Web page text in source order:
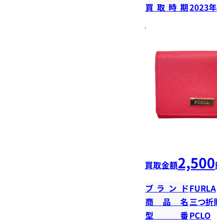
買取時期2023
買取金額2,500
ブランドFURLA
商品名 三つ折
型番PCLO